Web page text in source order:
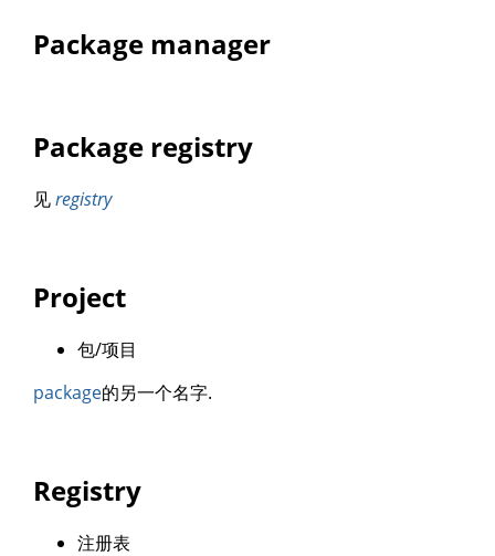
Package manager
Package registry
见registry
Project
包/项目
package的另一个名字.
Registry
注册表